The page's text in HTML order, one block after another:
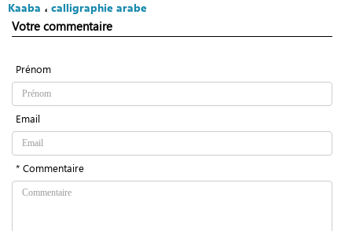
Kaaba ، calligraphie arabe
Votre commentaire
Prénom
Email
* Commentaire